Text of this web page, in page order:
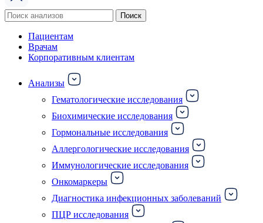
Поиск
по:
Поиск
Пациентам
Врачам
Корпоративным клиентам
Анализы
Гематологические исследования
Биохимические исследования
Гормональные исследования
Аллергологические исследования
Иммунологические исследования
Онкомаркеры
Диагностика инфекционных заболеваний
ПЦР исследования